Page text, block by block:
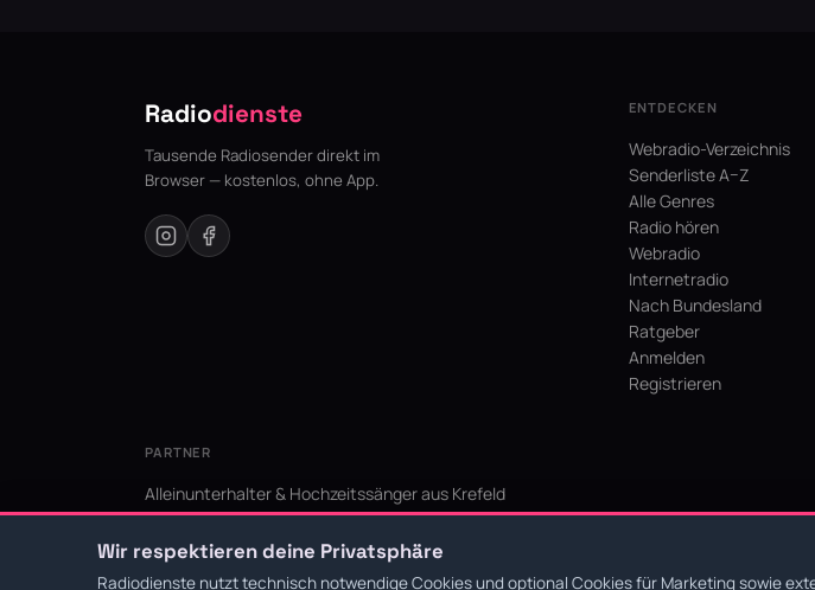
Radiodienste
Tausende Radiosender direkt im
Browser — kostenlos, ohne App.
ENTDECKEN
Webradio-Verzeichnis
Senderliste A–Z
Alle Genres
Radio hören
Webradio
Internetradio
Nach Bundesland
Ratgeber
Anmelden
Registrieren
PARTNER
Alleinunterhalter & Hochzeitssänger aus Krefeld
KI Niederrhein - Agentur aus Krefeld für den Niederrhein
Wir respektieren deine Privatsphäre
Radiodienste nutzt technisch notwendige Cookies und optional Cookies für Marketing sowie